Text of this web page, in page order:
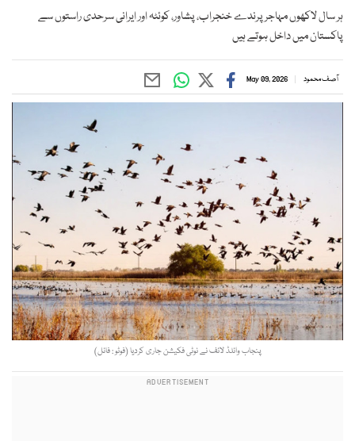
ہر سال لاکھوں مہاجر پرندے خنجراب، پشاور، کوئٹہ اور ایرانی سرحدی راستوں سے
پاکستان میں داخل ہوتے ہیں
آصف محمود May 09, 2026
پنجاب وائلڈ لائف نے نوٹی فکیشن جاری کردیا (فوٹو : فائل)